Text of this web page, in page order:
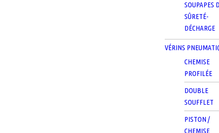
SOUPAPES
SÛRETÉ-
DÉCHARGE
VÉRINS
CHEMISE
PROFILÉE
DOUBLE
SOUFFLET
PISTON /
CHEMISE